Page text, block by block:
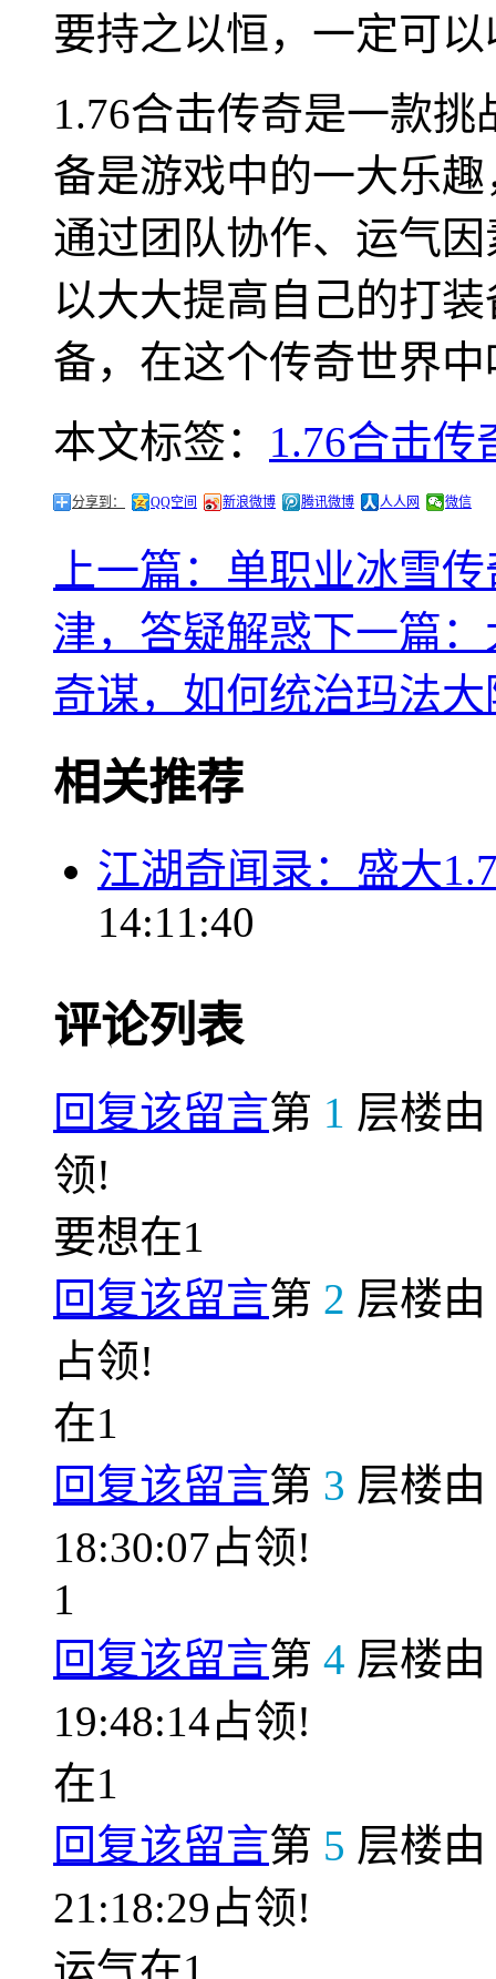
要持之以恒，一定可
1.76合击传奇是一款
备是游戏中的一大乐
通过团队协作、运气
以大大提高自己的打
备，在这个传奇世界
本文标签： 1.76合击传
分享到： QQ空间 新浪微博 腾讯微博 人人网 微信
上一篇：单职业冰雪
津，答疑解惑下一篇
奇谋，如何统治玛法大
相关推荐
江湖奇闻录：盛大
14:11:40
评论列表
回复该留言第 1 层楼由
领!
要想在1
回复该留言第 2 层楼由
占领!
在1
回复该留言第 3 层楼由
18:30:07占领!
1
回复该留言第 4 层楼由
19:48:14占领!
在1
回复该留言第 5 层楼由
21:18:29占领!
运气在1